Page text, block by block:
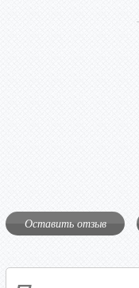
Оставить отзыв